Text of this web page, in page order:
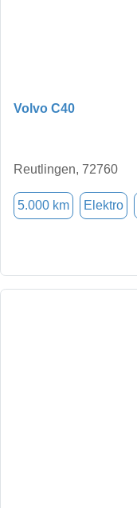
Volvo C40
Reutlingen, 72760
5.000 km Elektro